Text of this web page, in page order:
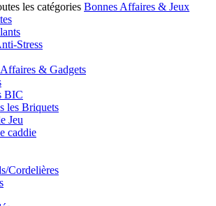
les catégories Bonnes Affaires & Jeux
Stress
& Gadgets
BIC
les Briquets
Jeu
caddie
Cordelières